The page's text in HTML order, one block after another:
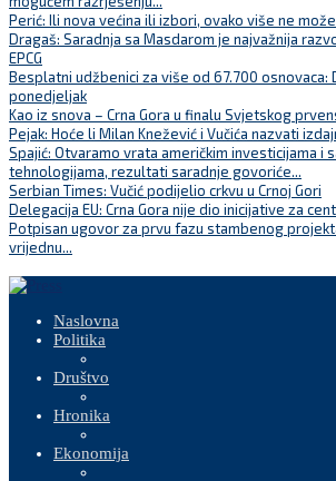
Perić: Ili nova većina ili izbori, ovako više ne može
Dragaš: Saradnja sa Masdarom je najvažnija
EPCG
Besplatni udžbenici za više od 67.700 osnovaca:
ponedjeljak
Kao iz snova – Crna Gora u finalu Svjetskog
Pejak: Hoće li Milan Knežević i Vučića nazvati
Spajić: Otvaramo vrata američkim investicijama i
tehnologijama, rezultati saradnje govoriće...
Serbian Times: Vučić podijelio crkvu u Crnoj Gori
Delegacija EU: Crna Gora nije dio inicijative za
Potpisan ugovor za prvu fazu stambenog
vrijednu...
Naslovna
Politika
Društvo
Hronika
Ekonomija